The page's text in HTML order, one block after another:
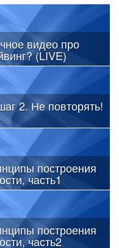
видео про
(LIVE)
2. Не повторять!
построения
часть1
построения
часть2